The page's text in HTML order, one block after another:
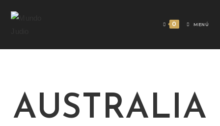
0 MENÚ
AUSTRALIA